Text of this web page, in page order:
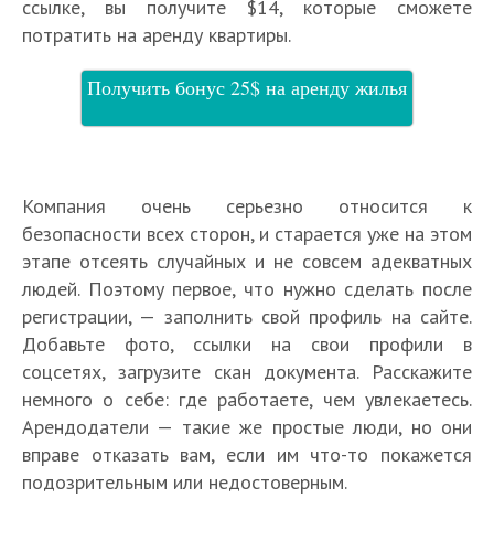
ссылке, вы получите $14, которые сможете
потратить на аренду квартиры.
Получить бонус 25$ на аренду жилья
Компания очень серьезно относится к
безопасности всех сторон, и старается уже на этом
этапе отсеять случайных и не совсем адекватных
людей. Поэтому первое, что нужно сделать после
регистрации, — заполнить свой профиль на сайте.
Добавьте фото, ссылки на свои профили в
соцсетях, загрузите скан документа. Расскажите
немного о себе: где работаете, чем увлекаетесь.
Арендодатели — такие же простые люди, но они
вправе отказать вам, если им что-то покажется
подозрительным или недостоверным.